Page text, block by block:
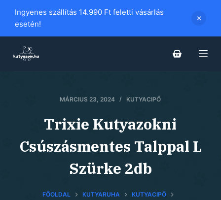
i
Ingyenes szállítás 14.990 Ft feletti vásárlás
esetén!
MÁRCIUS 23, 2024 KUTYACIPŐ
Trixie Kutyazokni
Csúszásmentes Talppal L
Szürke 2db
FŐOLDAL KUTYARUHA
KUTYACIPŐ